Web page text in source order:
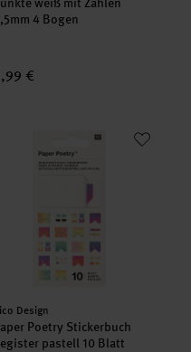
4 Bogen
€
Tiere 10 Blatt
Paper Poetry Stickerbuch
Design
Poetry Stickerbuch
pastell 10 Blatt